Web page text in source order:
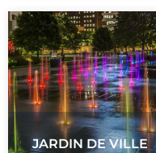
JARDIN DE VILLE